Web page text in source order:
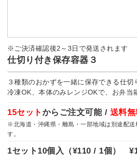
※ご決済確認後2～3日で発送されます
仕切り付き保存容器３
３種類のおかずを一緒に保存できる仕切
冷凍OK、本体のみレンジOKで、お弁当
15セット からご注文可能 / 送料
※北海道・沖縄県・離島・一部地域は別途配送
す。
1セット10個入（¥110 / 1個）